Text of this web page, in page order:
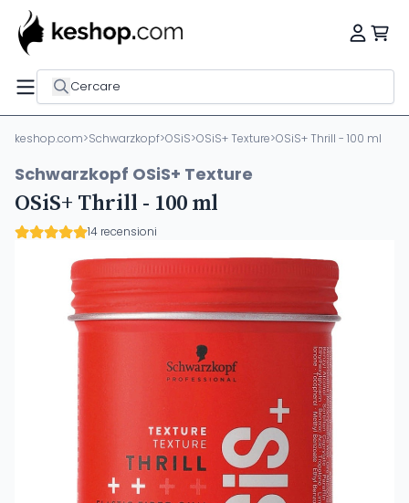
Cercare
keshop.com>Schwarzkopf>OSiS>OSiS+ Texture>OSiS+ Thrill - 100 ml
Schwarzkopf OSiS+ Texture
OSiS+ Thrill - 100 ml
14 recensioni